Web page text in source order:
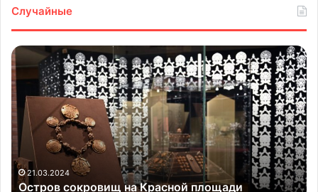
Случайные
Остров
сокровищ
на
Красной
площади
21.03.2024
Остров сокровищ на Красной площади
на